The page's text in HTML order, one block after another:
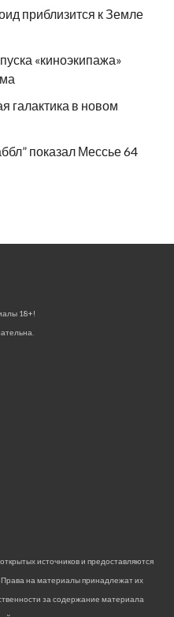
приблизится к Земле
«киноэкипажа»
галактика в новом
показал Мессье 64
18+!
источников и предоставляются
на материалы принадлежат их
за содержание материала